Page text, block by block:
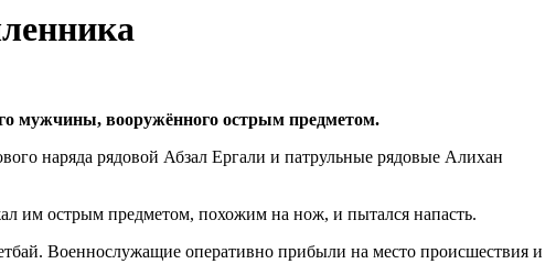
мужчины, вооружённого острым предметом.
наряда рядовой Абзал Ергали и патрульные рядовые Алихан
им острым предметом, похожим на нож, и пытался напасть.
Военнослужащие оперативно прибыли на место происшествия и